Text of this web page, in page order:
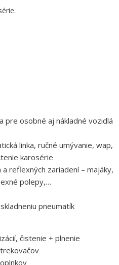
pre osobné aj nákladné vozidlá
linka, ručné umývanie, wap,
karosérie
reflexných zariadení – majáky,
polepy,…
pneumatík
čistenie + plnenie